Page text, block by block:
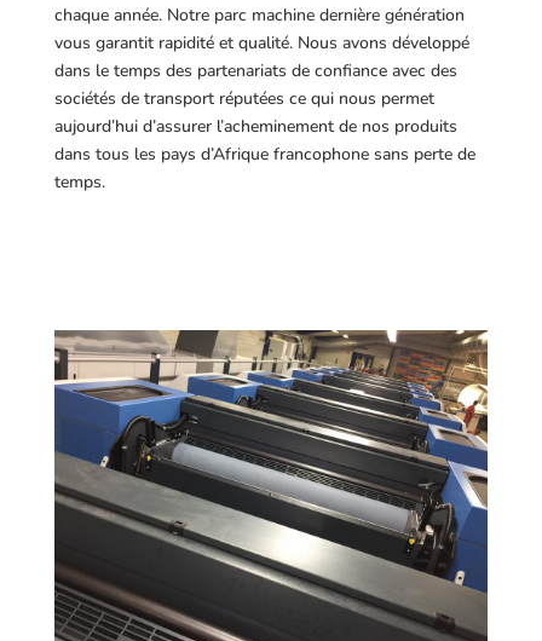
chaque année. Notre parc machine dernière génération
vous garantit rapidité et qualité. Nous avons développé
dans le temps des partenariats de confiance avec des
sociétés de transport réputées ce qui nous permet
aujourd’hui d’assurer l’acheminement de nos produits
dans tous les pays d’Afrique francophone sans perte de
temps.